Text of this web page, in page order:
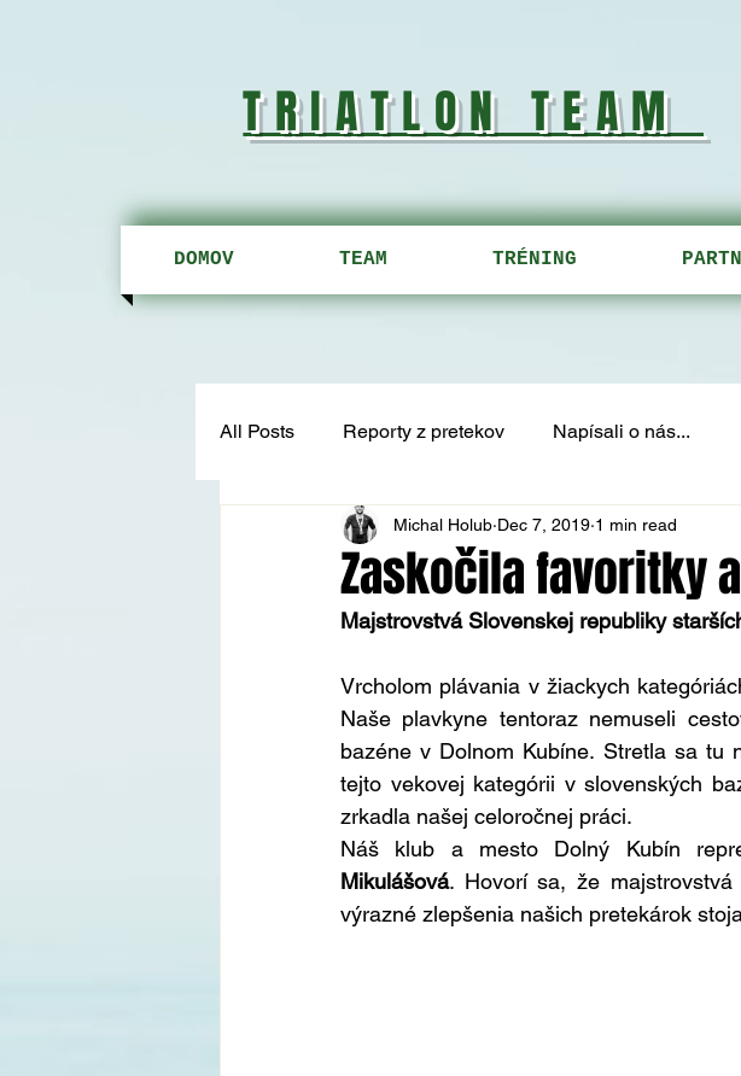
TRIATLON TEAM
DOMOV TEAM TRÉNING
All Posts Reporty z pretekov Napísali o nás...
Zaskočila favoritky
Michal Holub Dec 7, 2019 1 min read
Majstrovstvá Slovenskej republiky
Vrcholom plávania v žiackych
Naše plavkyne tentoraz nemuseli
bazéne v Dolnom Kubíne. Stretla sa tu
tejto vekovej kategórii v slovenských
zrkadla našej celoročnej práci.
Náš klub a mesto Dolný Kubín
Mikulášová. Hovorí sa, že
výrazné zlepšenia našich pretekárok